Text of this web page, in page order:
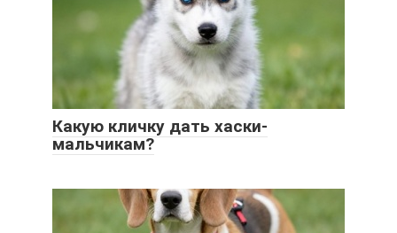
Какую кличку дать хаски-
мальчикам?